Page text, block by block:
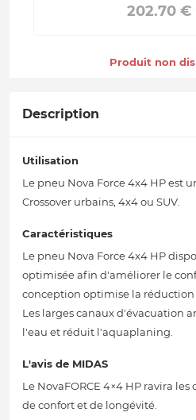
202.70 €
Produit non
Description
Utilisation
Le pneu Nova Force 4x4 HP est
Crossover urbains, 4x4 ou SUV.
Caractéristiques
Le pneu Nova Force 4x4 HP
optimisée afin d'améliorer le
conception optimise la réduction
Les larges canaux d'évacuation
l'eau et réduit l'aquaplaning.
L'avis de MIDAS
Le NovaFORCE 4×4 HP ravira
de confort et de longévité.